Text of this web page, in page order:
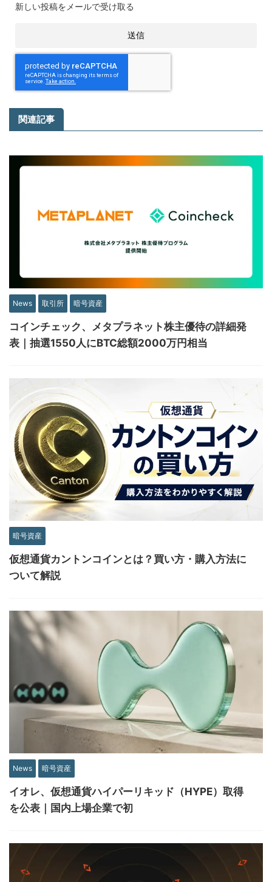
新しい投稿をメールで受け取る
関連記事
News 取引所 暗号資産
コインチェック、メタプラネット株主優待の詳細発
表｜抽選1550人にBTC総額2000万円相当
暗号資産
仮想通貨カントンコインとは？買い方・購入方法に
ついて解説
News 暗号資産
イオレ、仮想通貨ハイパーリキッド（HYPE）取得
を公表｜国内上場企業で初